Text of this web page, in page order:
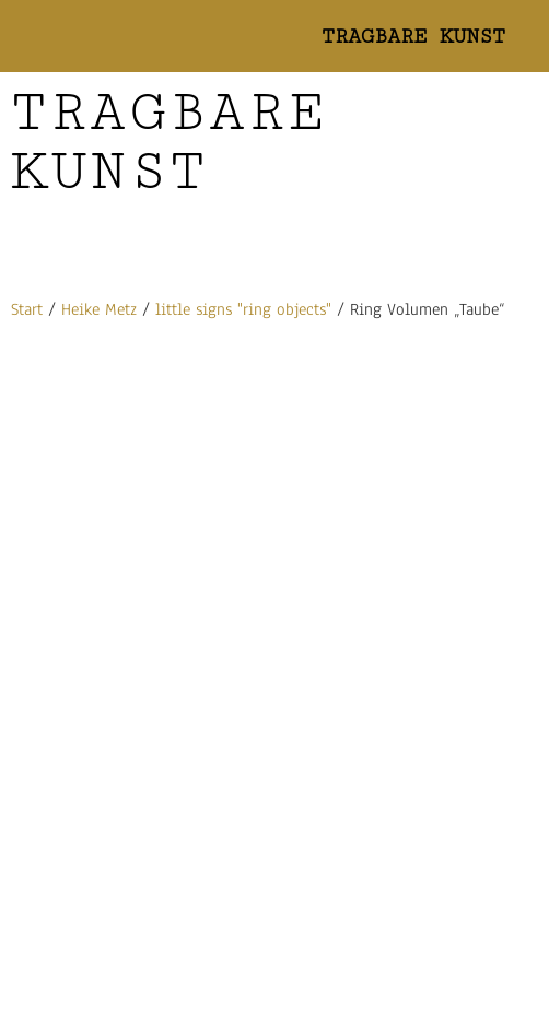
TRAGBARE KUNST
TRAGBARE
KUNST
Start / Heike Metz / little signs "ring objects" / Ring Volumen „Taube“